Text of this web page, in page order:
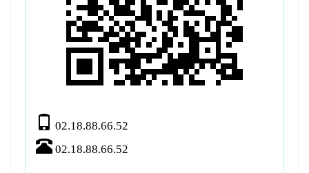
02.18.88.66.52
02.18.88.66.52